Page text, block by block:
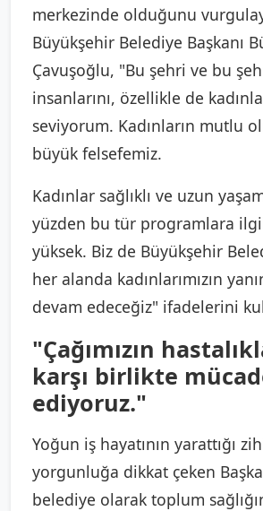
merkezinde olduğunu
Büyükşehir Belediye Başkanı
Çavuşoğlu, "Bu şehri ve bu
insanlarını, özellikle de
seviyorum. Kadınların mutlu
büyük felsefemiz.
Kadınlar sağlıklı ve uzun
yüzden bu tür programlara
yüksek. Biz de Büyükşehir
her alanda kadınlarımızın
devam edeceğiz" ifadelerini
"Çağımızın
karşı birlikte
ediyoruz."
Yoğun iş hayatının yarattığı
yorgunluğa dikkat çeken
belediye olarak toplum